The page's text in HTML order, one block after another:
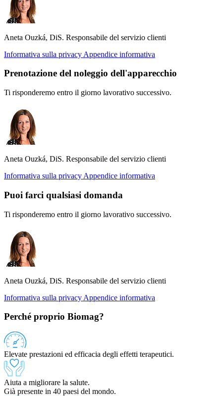
Aneta Ouzká, DiS. Responsabile del servizio clienti
Informativa sulla privacy Appendice informativa
Prenotazione del noleggio dell'apparecchio
Ti risponderemo entro il giorno lavorativo successivo.
Aneta Ouzká, DiS. Responsabile del servizio clienti
Informativa sulla privacy Appendice informativa
Puoi farci qualsiasi domanda
Ti risponderemo entro il giorno lavorativo successivo.
Aneta Ouzká, DiS. Responsabile del servizio clienti
Informativa sulla privacy Appendice informativa
Perché proprio Biomag?
Elevate prestazioni ed efficacia degli effetti terapeutici.
Aiuta a migliorare la salute.
Già presente in 40 paesi del mondo.